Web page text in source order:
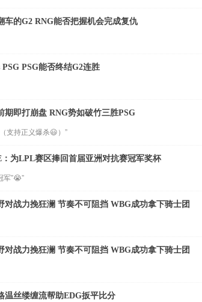
车的G2 RNG能否把握机会完成复仇
PSG PSG能否终结G2连胜
期即打崩盘 RNG势如破竹三胜PSG
支持正义爆杀😃）”
为LPL赛区捧回首届亚洲对抗赛冠军奖杯
军”😭”
对战力挽狂澜 节奏不可阻挡 WBG成功拿下骑士团
对战力挽狂澜 节奏不可阻挡 WBG成功拿下骑士团
温丝缕缠流帮助EDG扳平比分